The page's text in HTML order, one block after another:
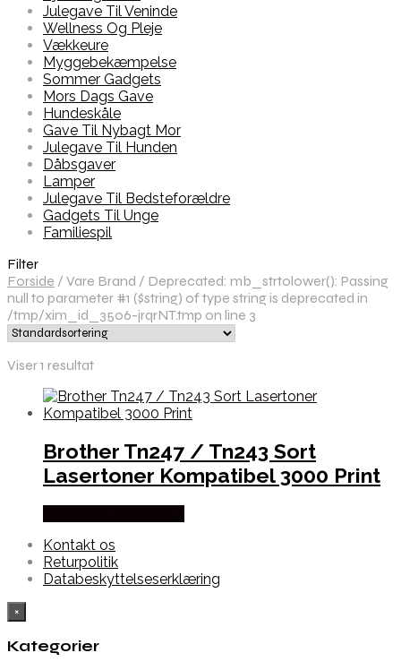
Julegave Til Veninde
Wellness Og Pleje
Vækkeure
Myggebekæmpelse
Sommer Gadgets
Mors Dags Gave
Hundeskåle
Gave Til Nybagt Mor
Julegave Til Hunden
Dåbsgaver
Lamper
Julegave Til Bedsteforældre
Gadgets Til Unge
Familiespil
Filter
Forside / Vare Brand / Deprecated: mb_strtolower(): Passing
null to parameter #1 ($string) of type string is deprecated in
/tmp/xim_id_3506-jrqrNT.tmp on line 3
Viser 1 resultat
Brother Tn247 / Tn243 Sort
Lasertoner Kompatibel 3000 Print
Kontakt os
Returpolitik
Databeskyttelseserklæring
×
Kategorier